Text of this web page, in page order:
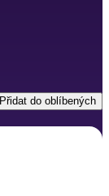
Přidat do oblíbených